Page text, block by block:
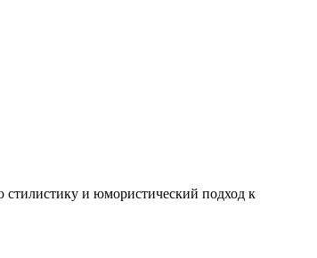
стилистику и юмористический подход к